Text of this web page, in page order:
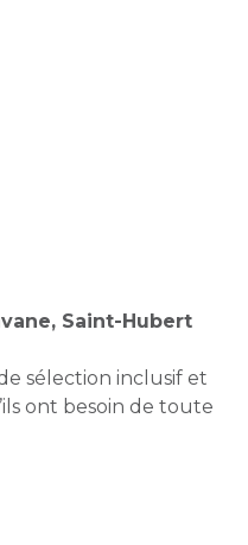
Saint-Hubert
sélection inclusif et
ont besoin de toute